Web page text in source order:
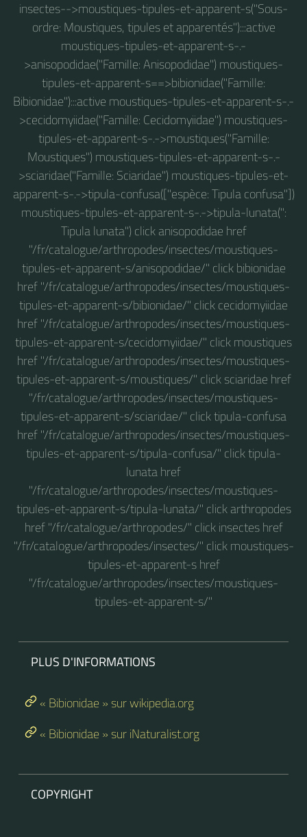
insectes-->moustiques-tipules-et-apparent-s("Sous-
ordre: Moustiques, tipules et apparentés"):::active
moustiques-tipules-et-apparent-s-.-
>anisopodidae("Famille: Anisopodidae") moustiques-
tipules-et-apparent-s==>bibionidae("Famille:
Bibionidae"):::active moustiques-tipules-et-apparent-s-.-
>cecidomyiidae("Famille: Cecidomyiidae") moustiques-
tipules-et-apparent-s-.->moustiques("Famille:
Moustiques") moustiques-tipules-et-apparent-s-.-
>sciaridae("Famille: Sciaridae") moustiques-tipules-et-
apparent-s-.->tipula-confusa(["espèce: Tipula confusa"])
moustiques-tipules-et-apparent-s-.->tipula-lunata(":
Tipula lunata") click anisopodidae href
"/fr/catalogue/arthropodes/insectes/moustiques-
tipules-et-apparent-s/anisopodidae/" click bibionidae
href "/fr/catalogue/arthropodes/insectes/moustiques-
tipules-et-apparent-s/bibionidae/" click cecidomyiidae
href "/fr/catalogue/arthropodes/insectes/moustiques-
tipules-et-apparent-s/cecidomyiidae/" click moustiques
href "/fr/catalogue/arthropodes/insectes/moustiques-
tipules-et-apparent-s/moustiques/" click sciaridae href
"/fr/catalogue/arthropodes/insectes/moustiques-
tipules-et-apparent-s/sciaridae/" click tipula-confusa
href "/fr/catalogue/arthropodes/insectes/moustiques-
tipules-et-apparent-s/tipula-confusa/" click tipula-
lunata href
"/fr/catalogue/arthropodes/insectes/moustiques-
tipules-et-apparent-s/tipula-lunata/" click arthropodes
href "/fr/catalogue/arthropodes/" click insectes href
"/fr/catalogue/arthropodes/insectes/" click moustiques-
tipules-et-apparent-s href
"/fr/catalogue/arthropodes/insectes/moustiques-
tipules-et-apparent-s/"
PLUS D'INFORMATIONS
« Bibionidae » sur wikipedia.org
« Bibionidae » sur iNaturalist.org
COPYRIGHT